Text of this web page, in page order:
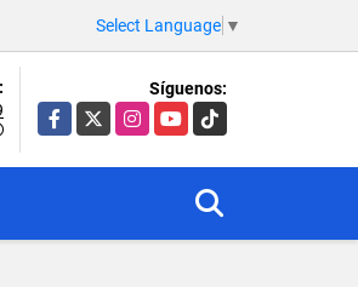
Select Language ▼
Síguenos:
Facebook
X InstagramYouTubeTikTok